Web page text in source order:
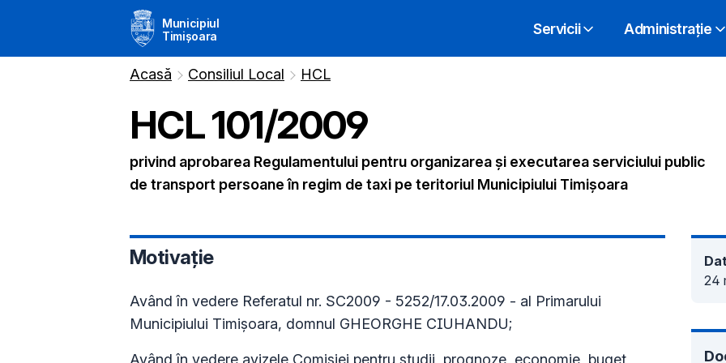
Municipiul
Timișoara
Servicii Administrație
Acasă Consiliul Local HCL
HCL101/2009
privind aprobarea Regulamentului pentru organizarea şi executarea serviciului public
de transport persoane în regim de taxi pe teritoriul Municipiului Timişoara
Motivație
Având în vedere Referatul nr. SC2009 - 5252/17.03.2009 - al Primarului
Municipiului Timişoara, domnul GHEORGHE CIUHANDU;
Având în vedere avizele Comisiei pentru studii, prognoze, economie, buget,
24